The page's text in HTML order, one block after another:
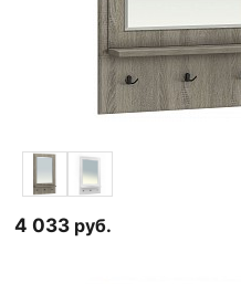
4 033 руб.